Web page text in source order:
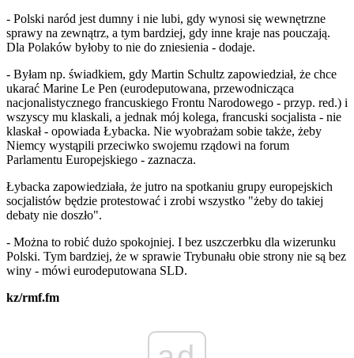
- Polski naród jest dumny i nie lubi, gdy wynosi się wewnętrzne
sprawy na zewnątrz, a tym bardziej, gdy inne kraje nas pouczają.
Dla Polaków byłoby to nie do zniesienia - dodaje.
- Byłam np. świadkiem, gdy Martin Schultz zapowiedział, że chce
ukarać Marine Le Pen (eurodeputowana, przewodnicząca
nacjonalistycznego francuskiego Frontu Narodowego - przyp. red.) i
wszyscy mu klaskali, a jednak mój kolega, francuski socjalista - nie
klaskał - opowiada Łybacka. Nie wyobrażam sobie także, żeby
Niemcy wystąpili przeciwko swojemu rządowi na forum
Parlamentu Europejskiego - zaznacza.
Łybacka zapowiedziała, że jutro na spotkaniu grupy europejskich
socjalistów będzie protestować i zrobi wszystko "żeby do takiej
debaty nie doszło".
- Można to robić dużo spokojniej. I bez uszczerbku dla wizerunku
Polski. Tym bardziej, że w sprawie Trybunału obie strony nie są bez
winy - mówi eurodeputowana SLD.
kz/rmf.fm